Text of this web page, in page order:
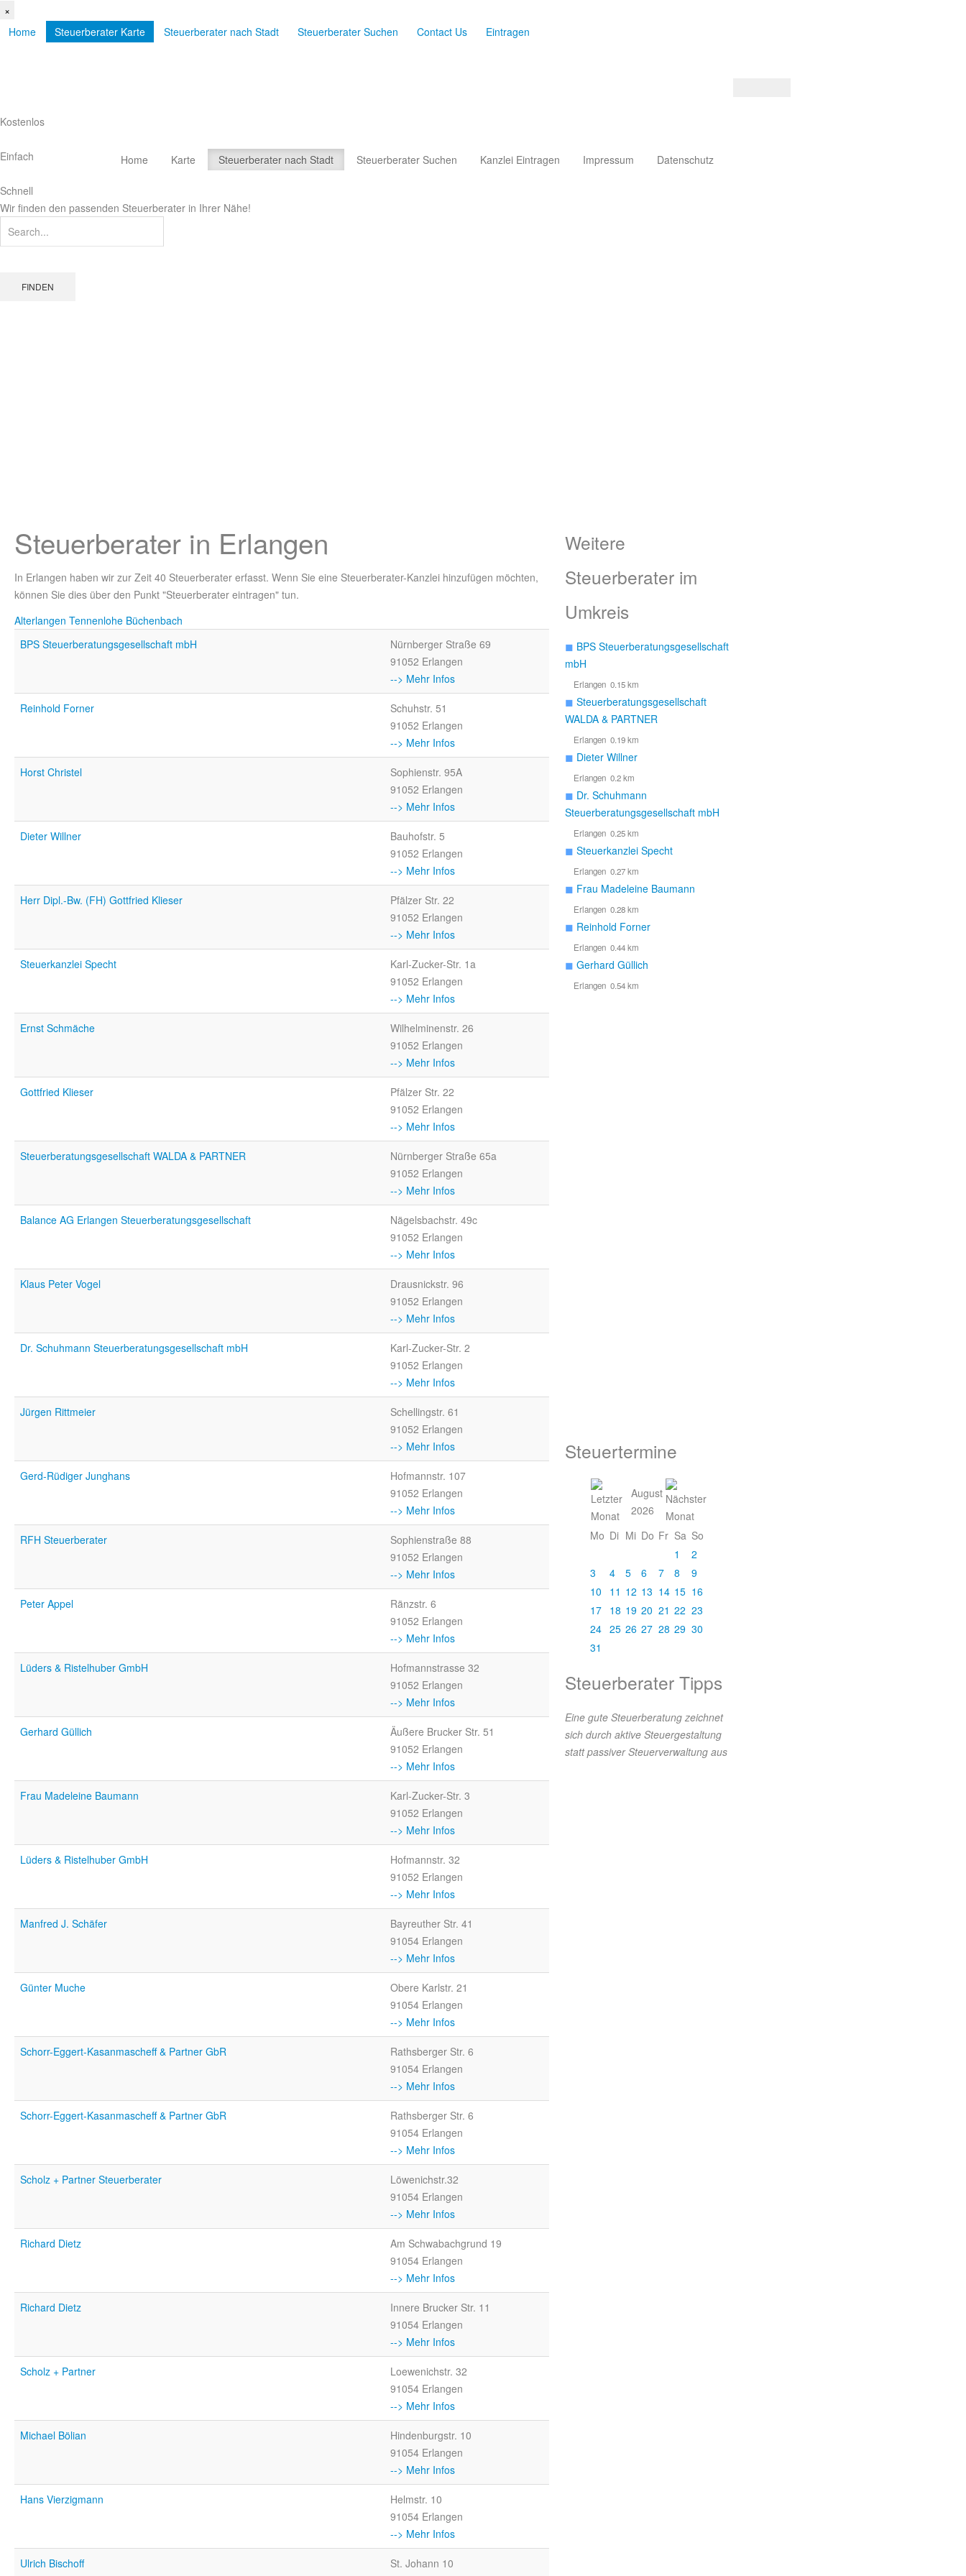
×
Home
Steuerberater Karte Steuerberater nach Stadt Steuerberater Suchen Contact Us Eintragen
Home Karte Steuerberater nach Stadt Steuerberater Suchen Kanzlei Eintragen Impressum Datenschutz
Kostenlos
Einfach
Schnell
Wir finden den passenden Steuerberater in Ihrer Nähe!
FINDEN
Steuerberater in Erlangen
In Erlangen haben wir zur Zeit 40 Steuerberater erfasst. Wenn Sie eine Steuerberater-Kanzlei hinzufügen möchten,
können Sie dies über den Punkt "Steuerberater eintragen" tun.
Alterlangen Tennenlohe Büchenbach
BPS Steuerberatungsgesellschaft mbH
Nürnberger Straße 69
91052 Erlangen
--> Mehr Infos
Reinhold Forner
Schuhstr. 51
91052 Erlangen
--> Mehr Infos
Horst Christel
Sophienstr. 95A
91052 Erlangen
--> Mehr Infos
Dieter Willner
Bauhofstr. 5
91052 Erlangen
--> Mehr Infos
Herr Dipl.-Bw. (FH) Gottfried Klieser
Pfälzer Str. 22
91052 Erlangen
--> Mehr Infos
Steuerkanzlei Specht
Karl-Zucker-Str. 1a
91052 Erlangen
--> Mehr Infos
Ernst Schmäche
Wilhelminenstr. 26
91052 Erlangen
--> Mehr Infos
Gottfried Klieser
Pfälzer Str. 22
91052 Erlangen
--> Mehr Infos
Steuerberatungsgesellschaft WALDA & PARTNER
Nürnberger Straße 65a
91052 Erlangen
--> Mehr Infos
Balance AG Erlangen Steuerberatungsgesellschaft
Nägelsbachstr. 49c
91052 Erlangen
--> Mehr Infos
Klaus Peter Vogel
Drausnickstr. 96
91052 Erlangen
--> Mehr Infos
Dr. Schuhmann Steuerberatungsgesellschaft mbH
Karl-Zucker-Str. 2
91052 Erlangen
--> Mehr Infos
Jürgen Rittmeier
Schellingstr. 61
91052 Erlangen
--> Mehr Infos
Gerd-Rüdiger Junghans
Hofmannstr. 107
91052 Erlangen
--> Mehr Infos
RFH Steuerberater
Sophienstraße 88
91052 Erlangen
--> Mehr Infos
Peter Appel
Ränzstr. 6
91052 Erlangen
--> Mehr Infos
Lüders & Ristelhuber GmbH
Hofmannstrasse 32
91052 Erlangen
--> Mehr Infos
Gerhard Güllich
Äußere Brucker Str. 51
91052 Erlangen
--> Mehr Infos
Frau Madeleine Baumann
Karl-Zucker-Str. 3
91052 Erlangen
--> Mehr Infos
Lüders & Ristelhuber GmbH
Hofmannstr. 32
91052 Erlangen
--> Mehr Infos
Manfred J. Schäfer
Bayreuther Str. 41
91054 Erlangen
--> Mehr Infos
Günter Muche
Obere Karlstr. 21
91054 Erlangen
--> Mehr Infos
Schorr-Eggert-Kasanmascheff & Partner GbR
Rathsberger Str. 6
91054 Erlangen
--> Mehr Infos
Schorr-Eggert-Kasanmascheff & Partner GbR
Rathsberger Str. 6
91054 Erlangen
--> Mehr Infos
Scholz + Partner Steuerberater
Löwenichstr.32
91054 Erlangen
--> Mehr Infos
Richard Dietz
Am Schwabachgrund 19
91054 Erlangen
--> Mehr Infos
Richard Dietz
Innere Brucker Str. 11
91054 Erlangen
--> Mehr Infos
Scholz + Partner
Loewenichstr. 32
91054 Erlangen
--> Mehr Infos
Michael Bölian
Hindenburgstr. 10
91054 Erlangen
--> Mehr Infos
Hans Vierzigmann
Helmstr. 10
91054 Erlangen
--> Mehr Infos
Ulrich Bischoff
St. Johann 10
Weitere
Steuerberater im
Umkreis
◼ BPS Steuerberatungsgesellschaft
mbH
Erlangen 0.15 km
◼ Steuerberatungsgesellschaft
WALDA & PARTNER
Erlangen 0.19 km
◼ Dieter Willner
Erlangen 0.2 km
◼ Dr. Schuhmann
Steuerberatungsgesellschaft mbH
Erlangen 0.25 km
◼ Steuerkanzlei Specht
Erlangen 0.27 km
◼ Frau Madeleine Baumann
Erlangen 0.28 km
◼ Reinhold Forner
Erlangen 0.44 km
◼ Gerhard Güllich
Erlangen 0.54 km
Steuertermine
August
2026
Mo Di Mi Do Fr Sa So
1
2
3
4 5 6 7 8
9
10
11 12 13 14 15 16
17 18 19 20 21 22 23
24 25 26 27 28 29 30
31
Steuerberater Tipps
Eine gute Steuerberatung zeichnet
sich durch aktive Steuergestaltung
statt passiver Steuerverwaltung aus